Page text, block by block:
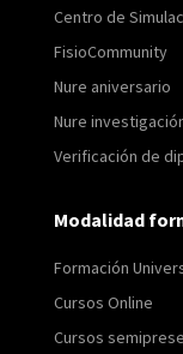
Centro de
FisioCommunity
Nure aniversario
Nure
Verificación de
Modalidad
Formación
Cursos Online
Cursos